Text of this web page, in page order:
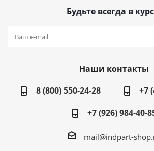
Будьте всегда в
Наши контакты
8 (800) 550-24-28
+7
+7 (926) 984-40-
mail@indpart-